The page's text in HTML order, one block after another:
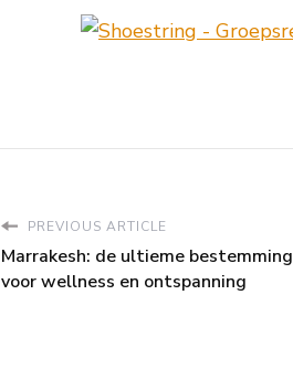
PREVIOUS ARTICLE
Marrakesh: de ultieme bestemming
voor wellness en ontspanning